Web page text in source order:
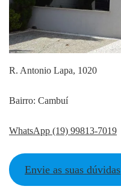
R. Antonio Lapa, 1020
Bairro: Cambuí
WhatsApp (19) 99813-7019
Envie as suas dúvidas